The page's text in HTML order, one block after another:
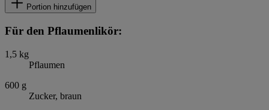
Portion hinzufügen
Für den Pflaumenlikör:
1,5 kg
Pflaumen
600 g
Zucker, braun